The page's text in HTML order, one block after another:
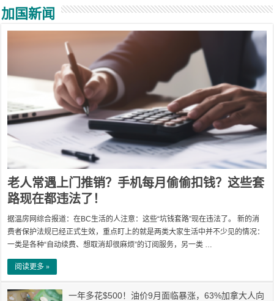
加国新闻
老人常遇上门推销？手机每月偷偷扣钱？这些套
路现在都违法了！
据温房网综合报道：在BC生活的人注意：这些“坑钱套路”现在违法了。 新的消
费者保护法规已经正式生效，重点盯上的就是两类大家生活中并不少见的情况：
一类是各种“自动续费、想取消却很麻烦”的订阅服务，另一类 …
阅读更多 »
一年多花$500！油价9月面临暴涨，63%加拿大人向